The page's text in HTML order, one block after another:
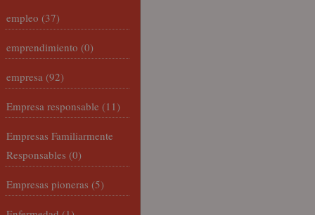
empleo (37)
emprendimiento (0)
empresa (92)
Empresa responsable (11)
Empresas Familiarmente
Responsables (0)
Empresas pioneras (5)